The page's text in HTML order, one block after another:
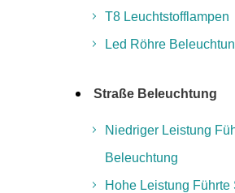
T8 Leuchtstofflampen
Led Röhre
Straße Beleuchtung
Niedriger Leistung
Beleuchtung
Hohe Leistung